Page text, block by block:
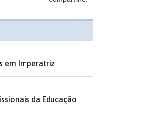
em Imperatriz
da Educação